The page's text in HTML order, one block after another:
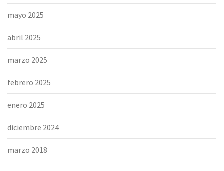
mayo 2025
abril 2025
marzo 2025
febrero 2025
enero 2025
diciembre 2024
marzo 2018